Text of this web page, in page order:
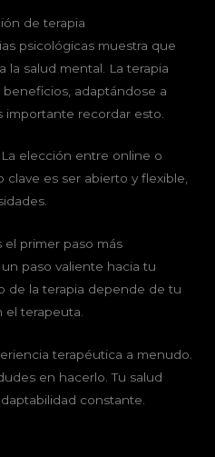
de terapia
psicológicas muestra que
la salud mental. La terapia
adaptándose a
importante recordar esto.
elección entre online o
es ser abierto y flexible,
el primer paso más
paso valiente hacia tu
de la terapia depende de tu
el terapeuta.
terapéutica a menudo.
en hacerlo. Tu salud
constante.